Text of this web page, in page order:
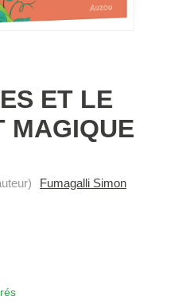
ET LE
MAGIQUE
Fumagalli Simon